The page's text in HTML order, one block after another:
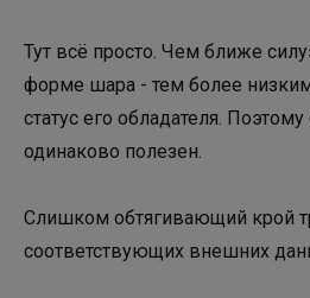
Тут всё просто. Чем ближе
форме шара - тем более
статус его обладателя.
одинаково полезен.
Слишком обтягивающий крой
соответствующих внешних